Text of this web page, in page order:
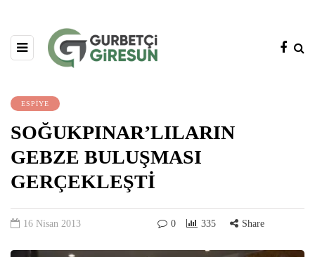
ESPİYE
SOĞUKPINAR’LILARIN
GEBZE BULUŞMASI
GERÇEKLEŞTİ
16 Nisan 2013 0 335 Share